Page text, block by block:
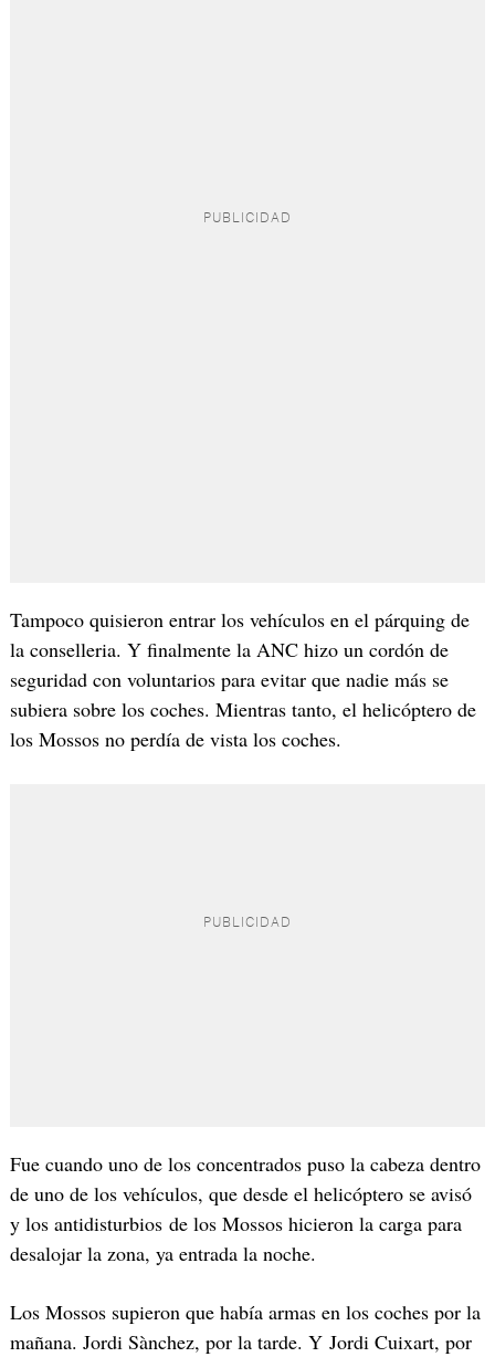
Tampoco quisieron entrar los vehículos en el párquing de
la conselleria. Y finalmente la ANC hizo un cordón de
seguridad con voluntarios para evitar que nadie más se
subiera sobre los coches. Mientras tanto, el helicóptero de
los Mossos no perdía de vista los coches.
Fue cuando uno de los concentrados puso la cabeza dentro
de uno de los vehículos, que desde el helicóptero se avisó
y los antidisturbios de los Mossos hicieron la carga para
desalojar la zona, ya entrada la noche.
Los Mossos supieron que había armas en los coches por la
mañana. Jordi Sànchez, por la tarde. Y Jordi Cuixart, por